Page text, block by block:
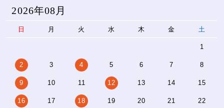
2026年08月
日 月 火 水 木 金 土
1
2 3 4 5 6 7 8
9 10 11 12 13 14 15
16 17 18 19 20 21 22